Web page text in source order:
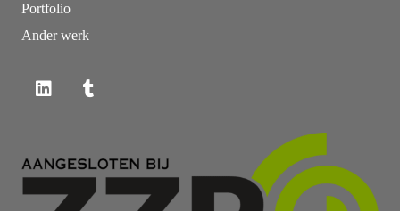
Portfolio
Ander werk